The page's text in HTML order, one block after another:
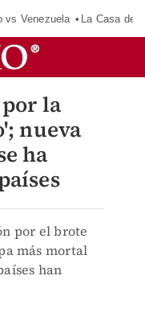
vs Venezuela La Casa de
la
nueva
ha
por el brote
más mortal
han